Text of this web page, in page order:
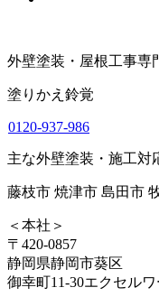
外壁塗装・屋根工事専
塗りかえ鈴覚
0120-937-986
主な外壁塗装・施工対
藤枝市 焼津市 島田市
＜本社＞
〒420-0857
静岡県静岡市葵区
御幸町11-30エクセル